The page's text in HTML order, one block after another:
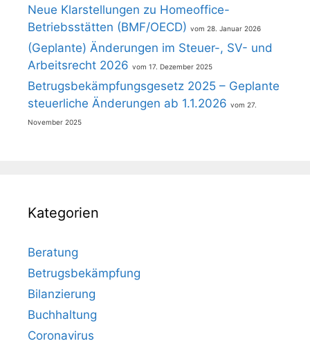
Neue Klarstellungen zu Homeoffice-
Betriebsstätten (BMF/OECD)
28. Januar 2026
(Geplante) Änderungen im Steuer-, SV- und
Arbeitsrecht 2026
17. Dezember 2025
Betrugsbekämpfungsgesetz 2025 – Geplante
steuerliche Änderungen ab 1.1.2026
27.
November 2025
Kategorien
Beratung
Betrugsbekämpfung
Bilanzierung
Buchhaltung
Coronavirus